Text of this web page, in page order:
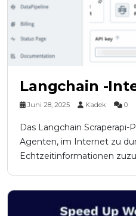
Langchain -
Juni 28, 2025 Kadek 0
Das Langchain
Agenten, im Internet zu
Echtzeitinformationen